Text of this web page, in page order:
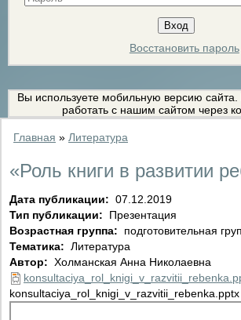
Восстановить пароль
Вы используете мобильную версию
работать с нашим сайтом через
Главная » Литература
«Роль книги в развитии
Дата публикации: 07.12.2019
Тип публикации:
Презентация
Возрастная группа:
подготовительная
Тематика: Литература
Автор: Холманская Анна Николаевна
konsultaciya_rol_knigi_v_razvitii_rebenka.pptx